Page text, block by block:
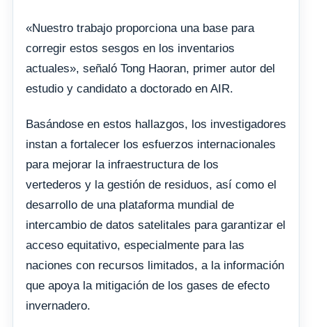
«Nuestro trabajo proporciona una base para
corregir estos sesgos en los inventarios
actuales», señaló Tong Haoran, primer autor del
estudio y candidato a doctorado en AIR.
Basándose en estos hallazgos, los investigadores
instan a fortalecer los esfuerzos internacionales
para mejorar la infraestructura de los
vertederos y la gestión de residuos, así como el
desarrollo de una plataforma mundial de
intercambio de datos satelitales para garantizar el
acceso equitativo, especialmente para las
naciones con recursos limitados, a la información
que apoya la mitigación de los gases de efecto
invernadero.